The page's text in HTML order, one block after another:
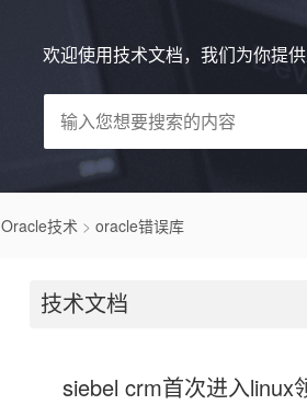
欢迎使用技术文档，我们为你提
Oracle技术 > oracle错误库
技术文档
siebel crm首次进入linux